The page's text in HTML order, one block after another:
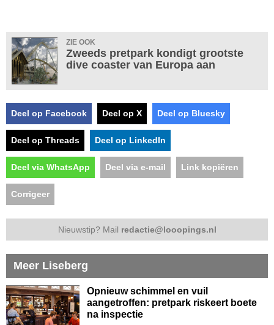
ZIE OOK
Zweeds pretpark kondigt grootste
dive coaster van Europa aan
Deel op Facebook Deel op X Deel op Bluesky
Deel op Threads Deel op LinkedIn
Deel via WhatsApp Deel via e-mail Link kopiëren
Corrigeer
Nieuwstip? Mail redactie@looopings.nl
Meer Liseberg
Opnieuw schimmel en vuil
aangetroffen: pretpark riskeert boete
na inspectie